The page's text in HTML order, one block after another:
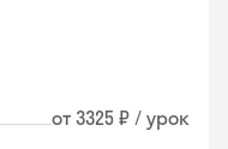
от 3325 ₽ / урок